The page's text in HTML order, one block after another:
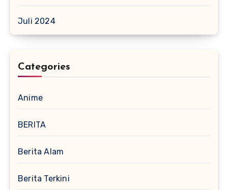
Juli 2024
Categories
Anime
BERITA
Berita Alam
Berita Terkini